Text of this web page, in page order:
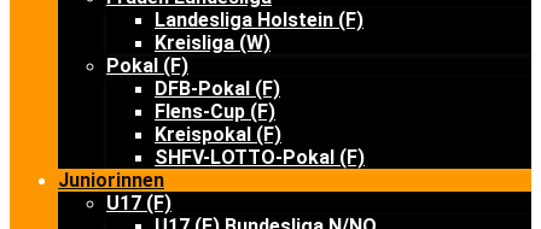
Landesliga Holstein (F)
Kreisliga (W)
Pokal (F)
DFB-Pokal (F)
Flens-Cup (F)
Kreispokal (F)
SHFV-LOTTO-Pokal (F)
Juniorinnen
U17 (F)